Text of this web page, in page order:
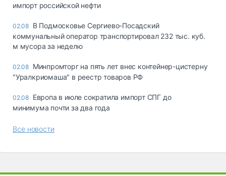
импорт российской нефти
02.08 В Подмосковье Сергиево-Посадский
коммунальный оператор транспортировал 232 тыс. куб.
м мусора за неделю
02.08 Минпромторг на пять лет внес контейнер-цистерну
"Уралкриомаша" в реестр товаров РФ
02.08 Европа в июле сократила импорт СПГ до
минимума почти за два года
Все новости